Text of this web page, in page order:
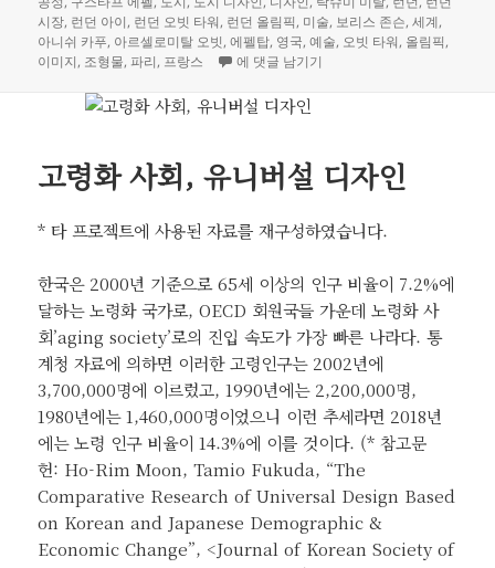
일
자
고
리
시장, 런던 아이, 런던 오빗 타워, 런던 올림픽, 미술, 보리스 존슨,세계,
아니쉬 카푸, 아르셀로미탈 오빗,에펠탑, 영국,예술, 오빗 타워, 올림픽,
이미지, 조형물,파리, 프랑스 오빗은 런던의 에펠탑이 될 것인가?
에 댓글 남기기
고령화 사회, 유니버설 디자인
* 타 프로젝트에 사용된 자료를 재구성하였습니다.
한국은 2000년 기준으로 65세 이상의 인구 비율이 7.2%에
달하는 노령화 국가로, OECD 회원국들 가운데 노령화 사
회’aging society’로의 진입 속도가 가장 빠른 나라다. 통
계청 자료에 의하면 이러한 고령인구는 2002년에
3,700,000명에 이르렀고, 1990년에는 2,200,000명,
1980년에는 1,460,000명이었으니 이런 추세라면 2018년
에는 노령 인구 비율이 14.3%에 이를 것이다. (* 참고문
헌: Ho-Rim Moon, Tamio Fukuda, “The
Comparative Research of Universal Design Based
on Korean and Japanese Demographic &
Economic Change”, <Journal of Korean Society of